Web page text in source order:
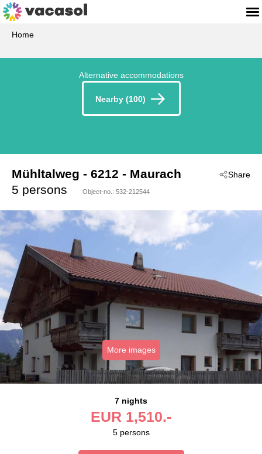
Home
Alternative accommodations
Nearby (100)
Share
Mühltalweg - 6212 - Maurach
5 persons
Object-no.: 532-212544
More images
7 nights
EUR 1,510.-
5 persons